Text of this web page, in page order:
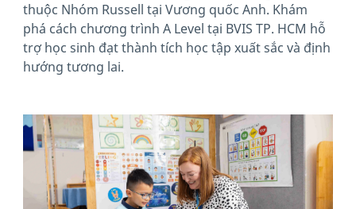
thuộc Nhóm Russell tại Vương quốc Anh. Khám
phá cách chương trình A Level tại BVIS TP. HCM hỗ
trợ học sinh đạt thành tích học tập xuất sắc và định
hướng tương lai.
News image